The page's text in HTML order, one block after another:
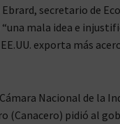
Ebrard, secretario de
mala idea e
exporta más
Nacional de la
(Canacero) pidió al